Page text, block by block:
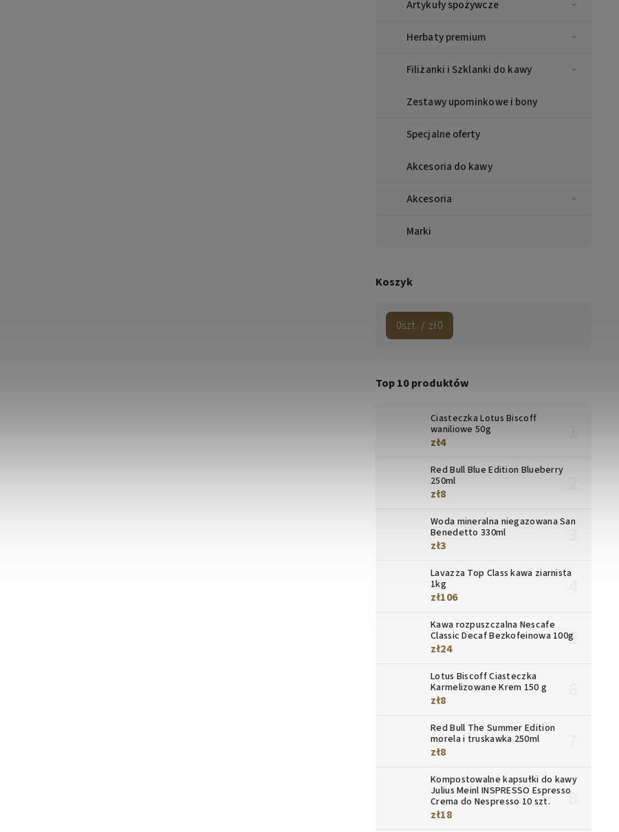
Artykuły spożywcze
Herbaty premium
Filiżanki i Szklanki do kawy
Zestawy upominkowe i bony
Specjalne oferty
Akcesoria do kawy
Akcesoria
Marki
Koszyk
0szt. / zł0
Top 10 produktów
Ciasteczka Lotus Biscoff
waniliowe 50g
zł4
Red Bull Blue Edition Blueberry
250ml
zł8
Woda mineralna niegazowana San
Benedetto 330ml
zł3
Lavazza Top Class kawa ziarnista
1kg
zł106
Kawa rozpuszczalna Nescafe
Classic Decaf Bezkofeinowa 100g
zł24
Lotus Biscoff Ciasteczka
Karmelizowane Krem 150 g
zł8
Red Bull The Summer Edition
morela i truskawka 250ml
zł8
Kompostowalne kapsułki do kawy
Julius Meinl INSPRESSO Espresso
Crema do Nespresso 10 szt.
zł18